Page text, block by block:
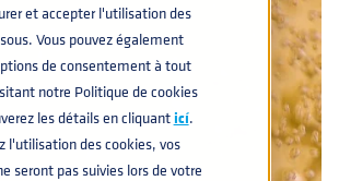
et accepter l'utilisation des
Vous pouvez également
de consentement à tout
notre Politique de cookies
les détails en cliquanticí.
l'utilisation des cookies, vos
seront pas suivies lors de votre